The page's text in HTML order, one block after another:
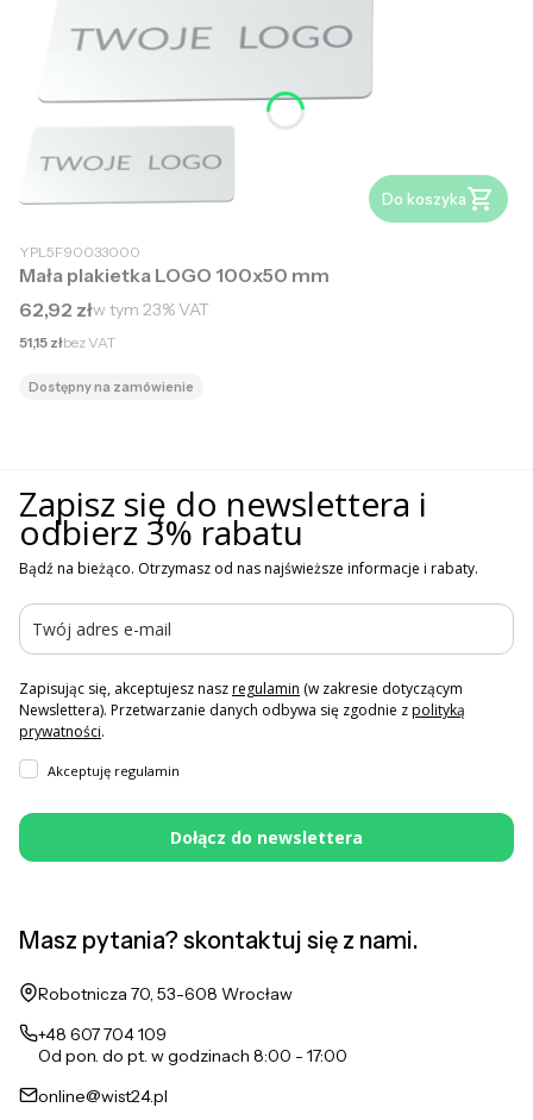
Do koszyka
YPL5F90033000
Mała plakietka LOGO 100x50 mm
Cena brutto
62,92 złw tym 23%VAT
Cena netto
51,15 złbez VAT
Dostępny na zamówienie
Zapisz się do newslettera i
odbierz 3% rabatu
Bądź na bieżąco. Otrzymasz od nas najświeższe informacje i rabaty.
Zapisując się, akceptujesz naszregulamin (w zakresie dotyczącym
Newslettera). Przetwarzanie danych odbywa się zgodnie zpolityką
prywatności.
Akceptuję regulamin
Dołącz do newslettera
Masz pytania? skontaktuj się z nami.
Adres:
Robotnicza 70, 53-608 Wrocław
+48 607 704 109
Od pon. do pt. w godzinach 8:00 - 17:00
online@wist24.pl